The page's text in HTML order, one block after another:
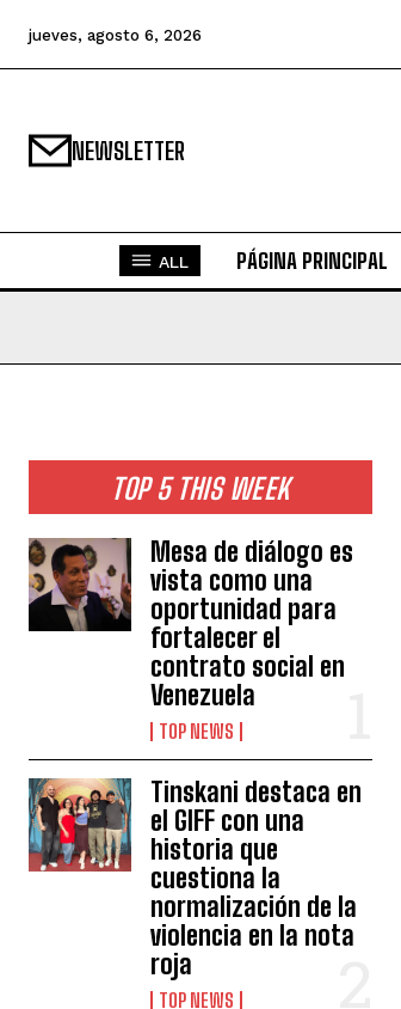
jueves, agosto 6, 2026
NEWSLETTER
ALL PÁGINA PRINCIPAL
TOP 5 THIS WEEK
Mesa de diálogo es
vista como una
oportunidad para
fortalecer el
contrato social en
Venezuela
TOP NEWS
Tinskani destaca en
el GIFF con una
historia que
cuestiona la
normalización de la
violencia en la nota
roja
TOP NEWS